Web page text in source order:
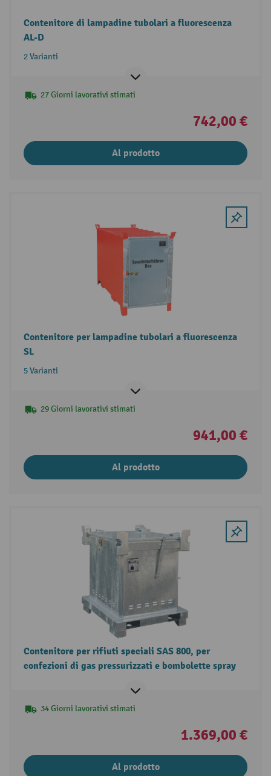
Contenitore di lampadine tubolari a fluorescenza
AL-D
2 Varianti
27 Giorni lavorativi stimati
742,00 €
Al prodotto
Contenitore per lampadine tubolari a fluorescenza
SL
5 Varianti
29 Giorni lavorativi stimati
941,00 €
Al prodotto
Contenitore per rifiuti speciali SAS 800, per
confezioni di gas pressurizzati e bombolette spray
34 Giorni lavorativi stimati
1.369,00 €
Al prodotto